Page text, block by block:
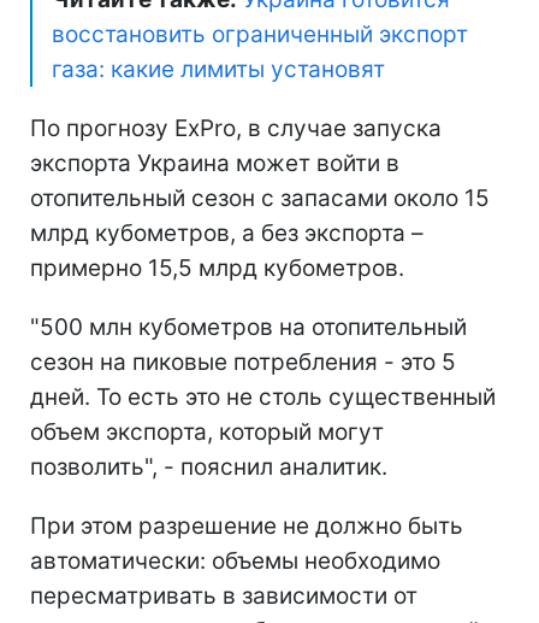
восстановить ограниченный экспорт
газа: какие лимиты установят
По прогнозу ExPro, в случае запуска
экспорта Украина может войти в
отопительный сезон с запасами около 15
млрд кубометров, а без экспорта –
примерно 15,5 млрд кубометров.
"500 млн кубометров на отопительный
сезон на пиковые потребления - это 5
дней. То есть это не столь существенный
объем экспорта, который могут
позволить", - пояснил аналитик.
При этом разрешение не должно быть
автоматически: объемы необходимо
пересматривать в зависимости от